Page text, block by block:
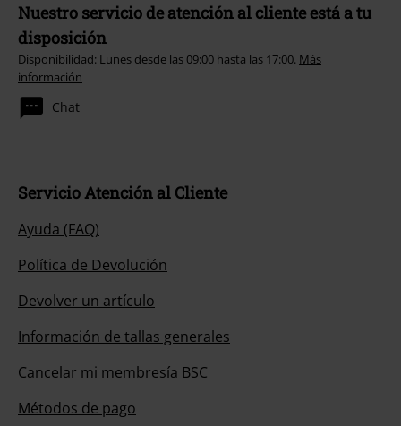
Nuestro servicio de atención al cliente está a tu
disposición
Disponibilidad: Lunes desde las 09:00 hasta las 17:00. Más
información
Chat
Servicio Atención al Cliente
Ayuda (FAQ)
Política de Devolución
Devolver un artículo
Información de tallas generales
Cancelar mi membresía BSC
Métodos de pago